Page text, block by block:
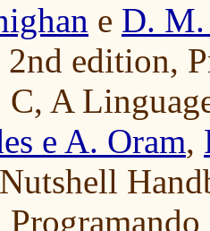
e D.
2nd edition,
A
e A. Oram,